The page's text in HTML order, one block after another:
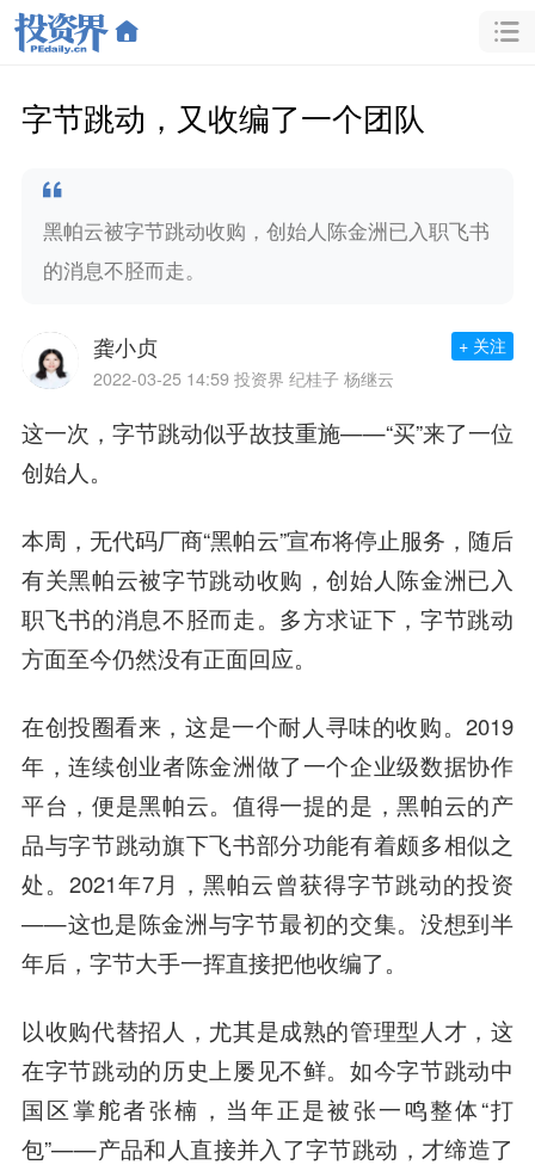
字节跳动，又收编了一个团队
黑帕云被字节跳动收购，创始人陈金洲已入职飞书
的消息不胫而走。
龚小贞
2022-03-25 14:59 投资界 纪桂子 杨继云
+ 关注
这一次，字节跳动似乎故技重施——“买”来了一位
创始人。
本周，无代码厂商“黑帕云”宣布将停止服务，随后
有关黑帕云被字节跳动收购，创始人陈金洲已入
职飞书的消息不胫而走。多方求证下，字节跳动
方面至今仍然没有正面回应。
在创投圈看来，这是一个耐人寻味的收购。2019
年，连续创业者陈金洲做了一个企业级数据协作
平台，便是黑帕云。值得一提的是，黑帕云的产
品与字节跳动旗下飞书部分功能有着颇多相似之
处。2021年7月，黑帕云曾获得字节跳动的投资
——这也是陈金洲与字节最初的交集。没想到半
年后，字节大手一挥直接把他收编了。
以收购代替招人，尤其是成熟的管理型人才，这
在字节跳动的历史上屡见不鲜。如今字节跳动中
国区掌舵者张楠 ，当年正是被张一鸣整体“打
包”——产品和人直接并入了字节跳动，才缔造了